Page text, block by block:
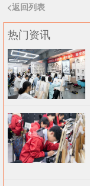
<返回列表
热门资讯